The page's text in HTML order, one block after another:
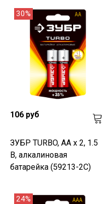
30%
106 руб
ЗУБР TURBO, АА х 2, 1.5
В, алкалиновая
батарейка (59213-2C)
24%